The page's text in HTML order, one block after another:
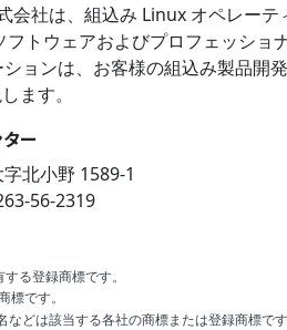
会社は、組込み Linux オペレー
フトウェアおよびプロフェッシ
ョンは、お客様の組込み製品開
ます。
ー
北小野 1589-1
56-2319
る登録商標です。
です。
どは該当する各社の商標または登録商標です